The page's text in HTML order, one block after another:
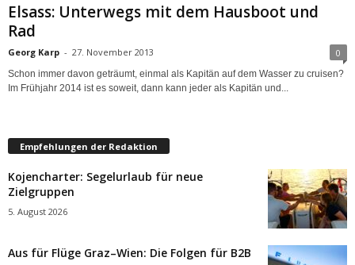
Elsass: Unterwegs mit dem Hausboot und
Rad
Georg Karp - 27. November 2013 0
Schon immer davon geträumt, einmal als Kapitän auf dem Wasser zu cruisen?
Im Frühjahr 2014 ist es soweit, dann kann jeder als Kapitän und...
Empfehlungen der Redaktion
Kojencharter: Segelurlaub für neue
Zielgruppen
5. August 2026
Aus für Flüge Graz–Wien: Die Folgen für B2B